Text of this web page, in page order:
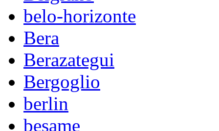
belo-horizonte
Bera
Berazategui
Bergoglio
berlin
besame